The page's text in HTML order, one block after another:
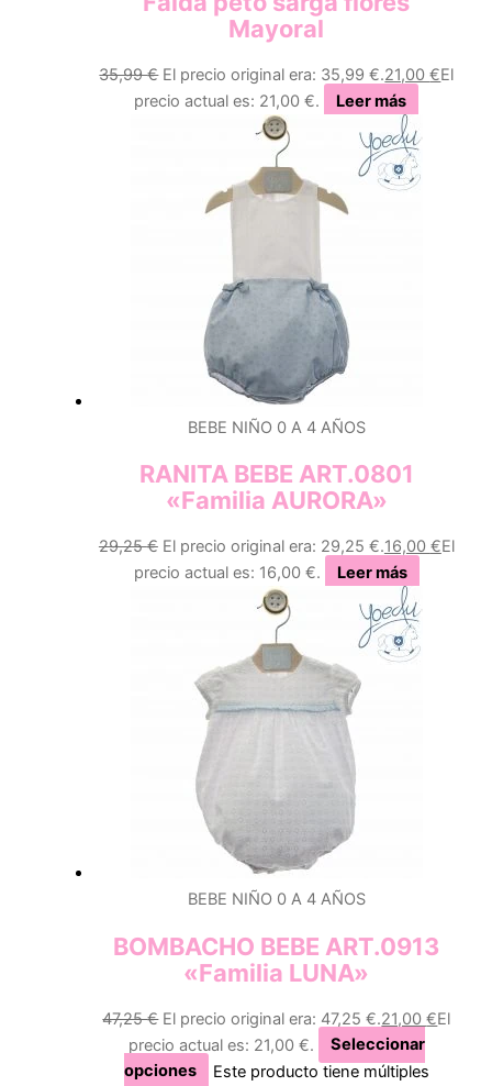
Mayoral
35,99€ El precio original era: 35,99 €.21,00€El
precio actual es: 21,00 €.
Leer más
BEBE NIÑO 0 A 4 AÑOS
RANITA BEBE ART.0801
«Familia AURORA»
29,25€ El precio original era: 29,25 €.16,00 €El
precio actual es: 16,00 €.
Leer más
BEBE NIÑO 0 A 4 AÑOS
BOMBACHO BEBE ART.0913
«Familia LUNA»
47,25€ El precio original era: 47,25 €.21,00€El
precio actual es: 21,00 €.
Seleccionar
opciones
Este producto tiene múltiples